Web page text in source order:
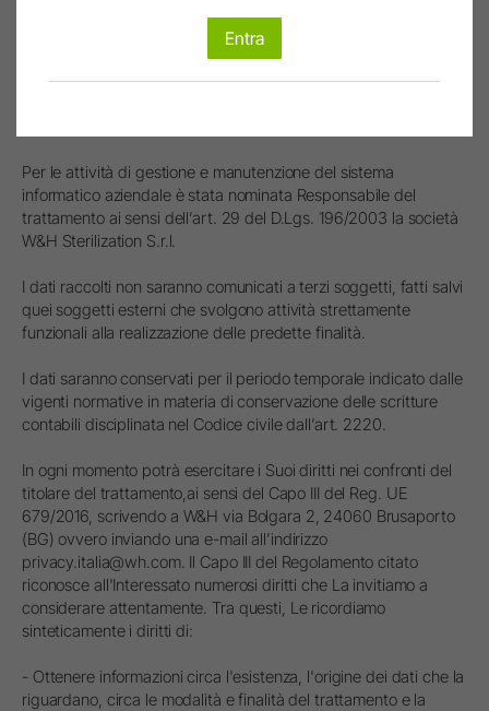
I dati personali del Cliente saranno trattati con modalità
prevalentemente elettroniche ed informatiche da personale
Per le attività di gestione e manutenzione del sistema
informatico aziendale è stata nominata Responsabile del
trattamento ai sensi dell’art. 29 del D.Lgs. 196/2003 la società
W&H Sterilization S.r.l.
I dati raccolti non saranno comunicati a terzi soggetti, fatti salvi
quei soggetti esterni che svolgono attività strettamente
funzionali alla realizzazione delle predette finalità.
I dati saranno conservati per il periodo temporale indicato dalle
vigenti normative in materia di conservazione delle scritture
contabili disciplinata nel Codice civile dall’art. 2220.
In ogni momento potrà esercitare i Suoi diritti nei confronti del
titolare del trattamento,ai sensi del Capo III del Reg. UE
679/2016, scrivendo a W&H via Bolgara 2, 24060 Brusaporto
(BG) ovvero inviando una e-mail all’indirizzo
privacy.italia@wh.com. Il Capo III del Regolamento citato
riconosce all'Interessato numerosi diritti che La invitiamo a
considerare attentamente. Tra questi, Le ricordiamo
sinteticamente i diritti di:
- Ottenere informazioni circa l'esistenza, l'origine dei dati che la
riguardano, circa le modalità e finalità del trattamento e la
Entra